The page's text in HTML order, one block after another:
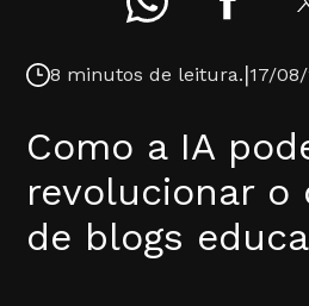
8 minutos de leitura.|17/
Como a IA
revolucionar o
de blogs